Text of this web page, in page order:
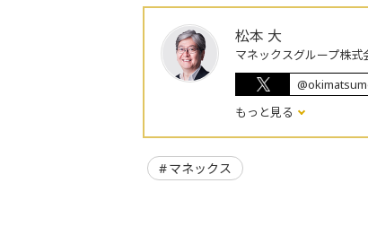
松本 大
マネックスグループ株
もっと見る
マネックス